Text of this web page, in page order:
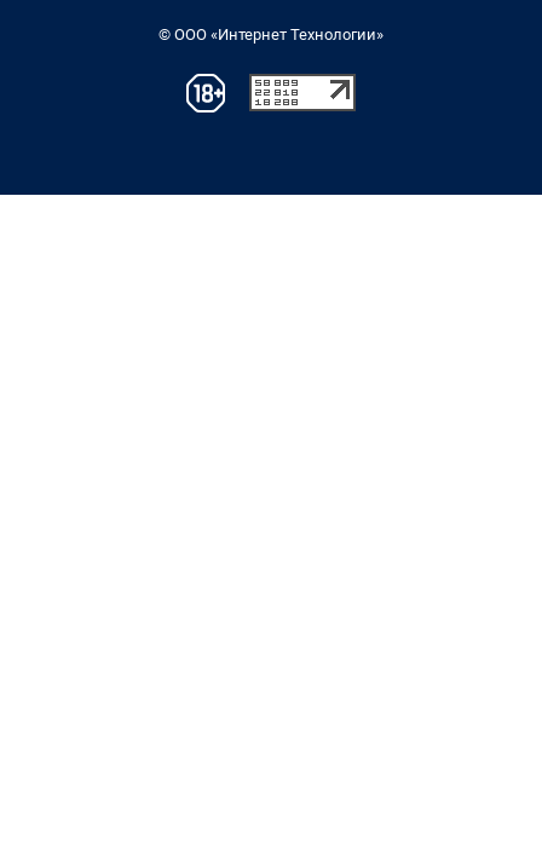
© ООО «Интернет Технологии»